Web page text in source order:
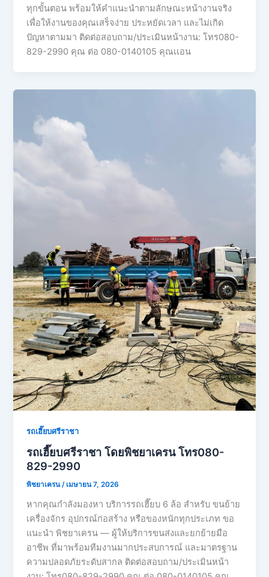
ทุกขั้นตอน พร้อมให้คำแนะนำตามลักษณะหน้างานจริง
เพื่อให้งานของคุณเสร็จง่าย ประหยัดเวลา และไม่เกิด
ปัญหาตามมา ติดต่อสอบถาม/ประเมินหน้างาน: โทร080-
829-2990 คุณ ต่อ 080-0140105 คุณเเอน
รถเฮี๊ยบศรีราชา
รถเฮี๊ยบศรีราชา โดยพิชยาเครน โทร080-
829-2990
พิชยาเครน / เมษายน 7, 2026
หากคุณกำลังมองหา บริการรถเฮี๊ยบ 6 ล้อ สำหรับ ขนย้าย
เครื่องจักร อุปกรณ์ก่อสร้าง หรือของหนักทุกประเภท ขอ
แนะนำ พิชยาเครน — ผู้ให้บริการขนส่งและยกย้ายมือ
อาชีพ ที่มาพร้อมทีมงานมากประสบการณ์ และมาตรฐาน
ความปลอดภัยระดับสากล ติดต่อสอบถาม/ประเมินหน้า